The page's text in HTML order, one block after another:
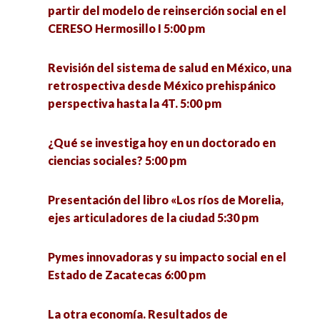
partir del modelo de reinserción social en el
CERESO Hermosillo I 5:00 pm
Revisión del sistema de salud en México, una
retrospectiva desde México prehispánico
perspectiva hasta la 4T. 5:00 pm
¿Qué se investiga hoy en un doctorado en
ciencias sociales? 5:00 pm
Presentación del libro «Los ríos de Morelia,
ejes articuladores de la ciudad 5:30 pm
Pymes innovadoras y su impacto social en el
Estado de Zacatecas 6:00 pm
La otra economía. Resultados de